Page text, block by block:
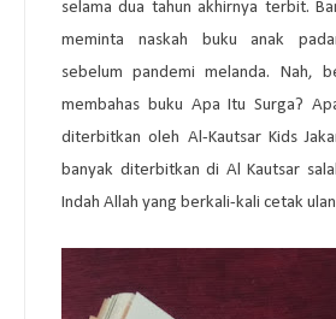
selama dua tahun akhirnya terbit.
meminta naskah buku anak
sebelum pandemi melanda. Nah,
membahas buku Apa Itu Surga?
diterbitkan oleh Al-Kautsar Kids
banyak diterbitkan di Al Kautsar
Indah Allah yang berkali-kali cetak